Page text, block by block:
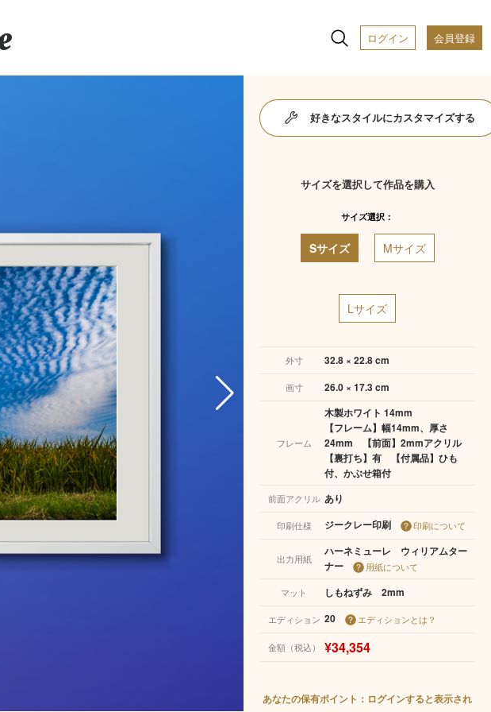
ログイン 会員登録
好きなスタイルにカスタマイズする
サイズを選択して作品を購入
サイズ選択：
Sサイズ Mサイズ
Lサイズ
外寸 32.8 × 22.8 cm
画寸 26.0 × 17.3 cm
フレーム
木製ホワイト 14mm
【フレーム】幅14mm、厚さ
24mm 【前面】2mmアクリル
【裏打ち】有 【付属品】ひも
付、かぶせ箱付
前面アクリル あり
印刷仕様 ジークレー印刷 印刷について
出力用紙
ハーネミューレ ウィリアムター
ナー
用紙について
マット
しもねずみ 2mm
エディション 20 エディションとは？
金額（税込） ¥34,354
あなたの保有ポイント：ログインすると表示され